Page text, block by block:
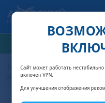
Сайт может работать нестабильно
включён VPN.
Для улучшения отображения
РАСЧЁТ
Главная Горы Крыма
древних тайн